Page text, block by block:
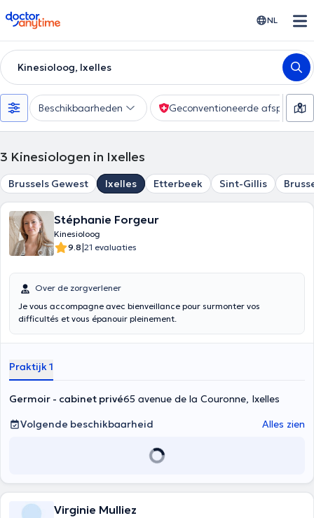
doctoranytime NL
Kinesioloog, Ixelles
Beschikbaarheden Geconventioneerde afspraak
3 Kinesiologen in Ixelles
Brussels Gewest Ixelles Etterbeek Sint-Gillis
Stéphanie Forgeur
Kinesioloog
9.8|21 evaluaties
Over de zorgverlener
Je vous accompagne avec bienveillance pour surmonter vos
difficultés et vous épanouir pleinement.
Praktijk 1
Germoir - cabinet privé65 avenue de la Couronne, Ixelles
Volgende beschikbaarheid
Alles zien
Virginie Mulliez